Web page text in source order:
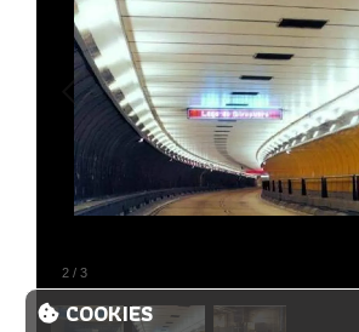
Projetos
Ética
Contato
2026
Todos os direitos reservados.
2 / 3
COOKIES